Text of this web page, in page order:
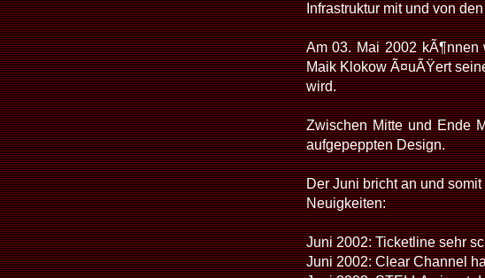
Infrastruktur mit und von
Am 03. Mai 2002 kÃ¶nnen
Maik Klokow Ã¤uÃŸert
wird.
Zwischen Mitte und Ende
aufgepeppten Design.
Der Juni bricht an und
Neuigkeiten:
Juni 2002: Ticketline sehr
Juni 2002: Clear Channel